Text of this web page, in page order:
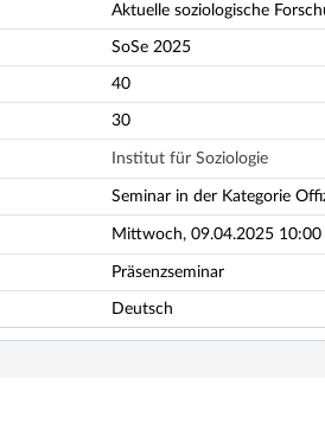
Aktuelle soziologische
SoSe 2025
40
30
Institut für Soziologie
Seminar in der Kategorie
Mittwoch, 09.04.2025
Präsenzseminar
Deutsch